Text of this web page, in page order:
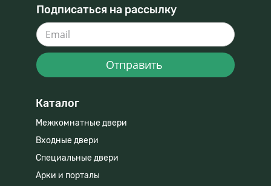
Подписаться на рассылку
Отправить
Каталог
Межкомнатные двери
Входные двери
Специальные двери
Арки и порталы